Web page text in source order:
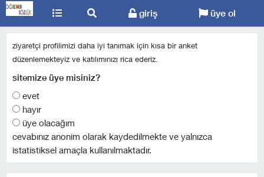
giriş üye ol
ziyaretçi profilimizi daha iyi tanımak için kısa bir anket
düzenlemekteyiz ve katılımınızı rica ederiz.
sitemize üye misiniz?
evet
hayır
üye olacağım
cevabınız anonim olarak kaydedilmekte ve yalnızca
istatistiksel amaçla kullanılmaktadır.